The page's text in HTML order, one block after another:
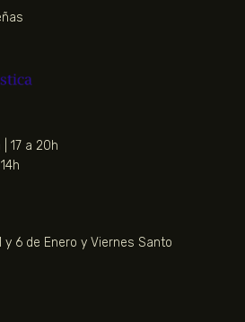
17 a 20h
y 6 de Enero y Viernes Santo